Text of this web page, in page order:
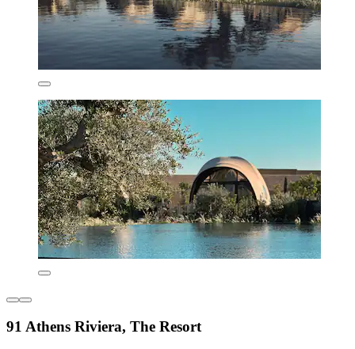
91 Athens Riviera, The Resort